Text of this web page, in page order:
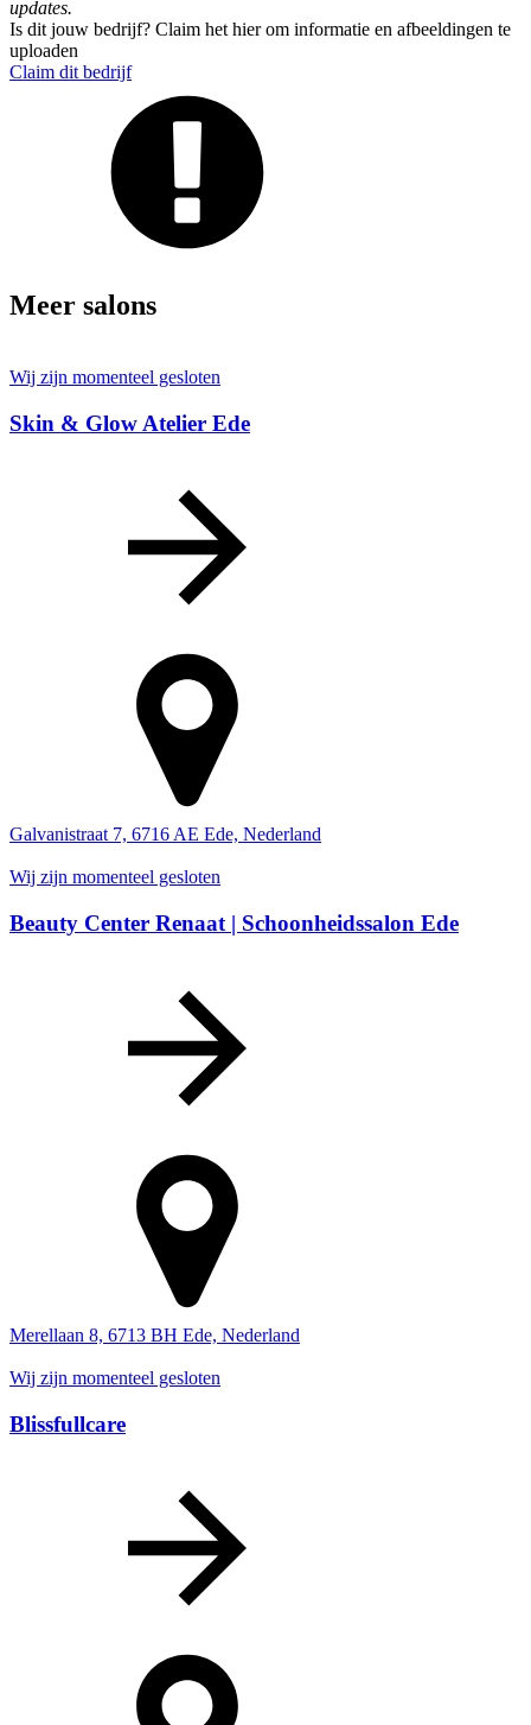
updates.
Is dit jouw bedrijf? Claim het hier om informatie en afbeeldingen te
uploaden
Claim dit bedrijf
Meer salons
Wij zijn momenteel gesloten
Skin & Glow Atelier Ede
Galvanistraat 7, 6716 AE Ede, Nederland
Wij zijn momenteel gesloten
Beauty Center Renaat | Schoonheidssalon Ede
Merellaan 8, 6713 BH Ede, Nederland
Wij zijn momenteel gesloten
Blissfullcare